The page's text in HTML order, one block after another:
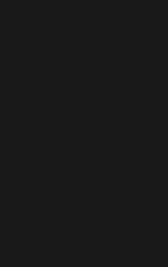
ventana)